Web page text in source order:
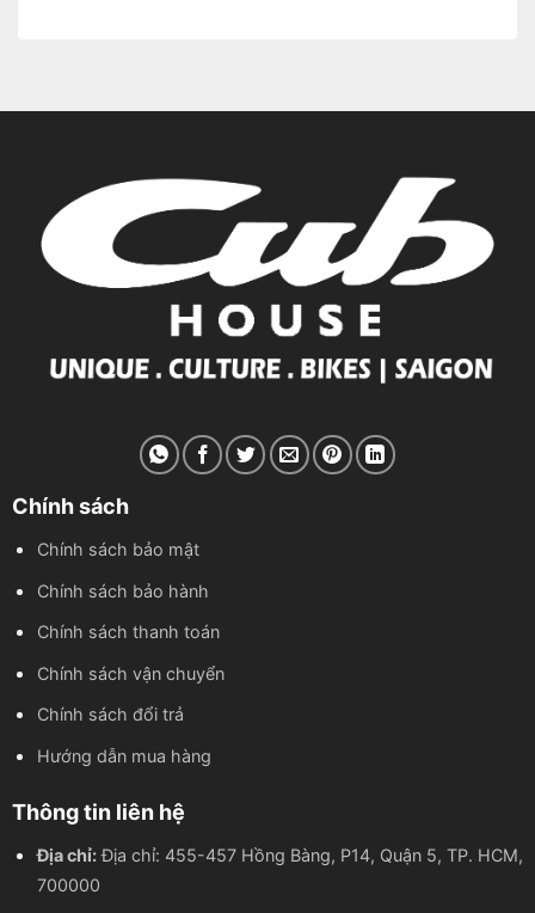
Chính sách
Chính sách bảo mật
Chính sách bảo hành
Chính sách thanh toán
Chính sách vận chuyển
Chính sách đổi trả
Hướng dẫn mua hàng
Thông tin liên hệ
Địa chỉ:Địa chỉ: 455-457 Hồng Bàng, P14, Quận 5, TP. HCM,
700000